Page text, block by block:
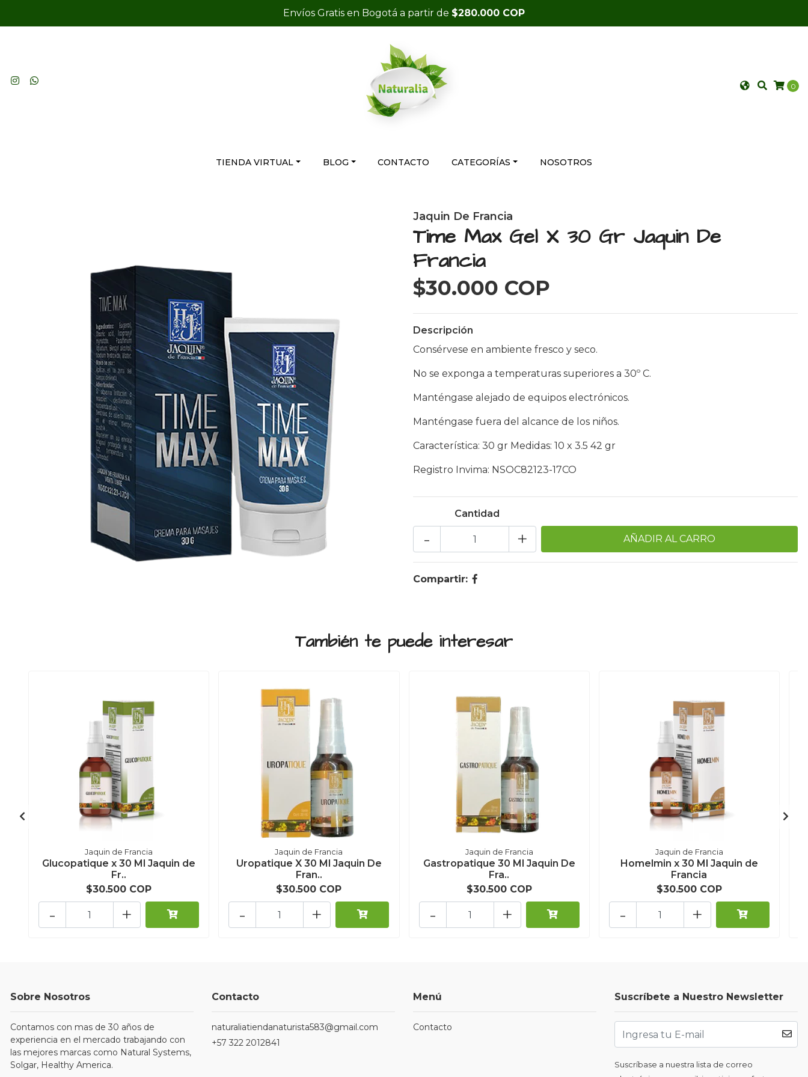
Envíos Gratis en Bogotá a partir de $280.000 COP
0
TIENDA VIRTUAL BLOG CONTACTO CATEGORÍAS NOSOTROS
Jaquin De Francia
Time Max Gel X 30 Gr Jaquin De
Francia
$30.000 COP
Descripción
Consérvese en ambiente fresco y seco.
No se exponga a temperaturas superiores a 30º C.
Manténgase alejado de equipos electrónicos.
Manténgase fuera del alcance de los niños.
Característica: 30 gr Medidas: 10 x 3.5 42 gr
Registro Invima: NSOC82123-17CO
Cantidad
+
-
Compartir:
También te puede interesar
Jaquin de Francia
Glucopatique x 30 Ml Jaquin de
Fr..
$30.500 COP
+
-
Jaquin de Francia
Uropatique X 30 Ml Jaquin De
Fran..
$30.500 COP
+
-
Jaquin de Francia
Gastropatique 30 Ml Jaquin De
Fra..
$30.500 COP
+
-
Jaquin de Francia
Homelmin x 30 Ml Jaquin de
Francia
$30.500 COP
+
-
Sobre Nosotros
Contamos con mas de 30 años de
experiencia en el mercado trabajando con
las mejores marcas como Natural Systems,
Solgar, Healthy America.
Contacto
naturaliatiendanaturista583@gmail.com
+57 322 2012841
Menú
Contacto
Suscríbete a Nuestro Newsletter
Suscríbase a nuestra lista de correo